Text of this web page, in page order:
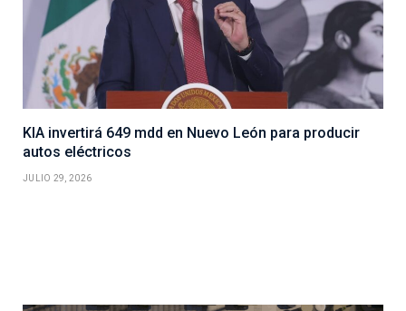
KIA invertirá 649 mdd en Nuevo León para producir
autos eléctricos
JULIO 29, 2026